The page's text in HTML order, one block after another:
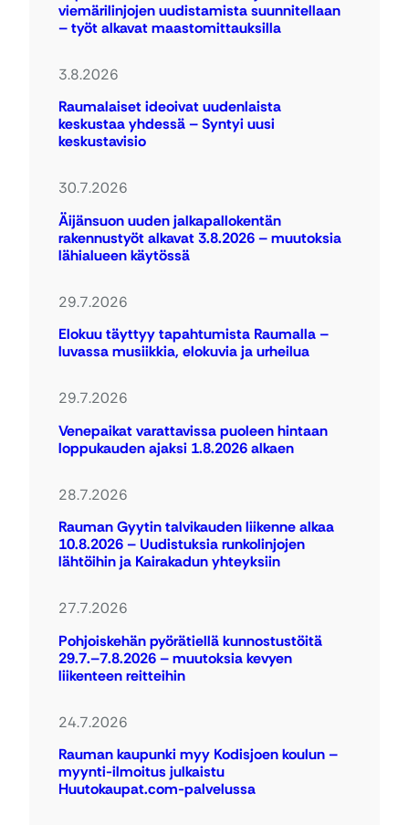
viemärilinjojen uudistamista suunnitellaan
– työt alkavat maastomittauksilla
3.8.2026
Raumalaiset ideoivat uudenlaista
keskustaa yhdessä – Syntyi uusi
keskustavisio
30.7.2026
Äijänsuon uuden jalkapallokentän
rakennustyöt alkavat 3.8.2026 – muutoksia
lähialueen käytössä
29.7.2026
Elokuu täyttyy tapahtumista Raumalla –
luvassa musiikkia, elokuvia ja urheilua
29.7.2026
Venepaikat varattavissa puoleen hintaan
loppukauden ajaksi 1.8.2026 alkaen
28.7.2026
Rauman Gyytin talvikauden liikenne alkaa
10.8.2026 – Uudistuksia runkolinjojen
lähtöihin ja Kairakadun yhteyksiin
27.7.2026
Pohjoiskehän pyörätiellä kunnostustöitä
29.7.–7.8.2026 – muutoksia kevyen
liikenteen reitteihin
24.7.2026
Rauman kaupunki myy Kodisjoen koulun –
myynti-ilmoitus julkaistu
Huutokaupat.com-palvelussa